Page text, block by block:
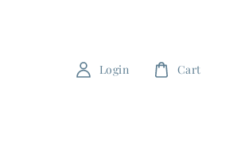
Login Cart